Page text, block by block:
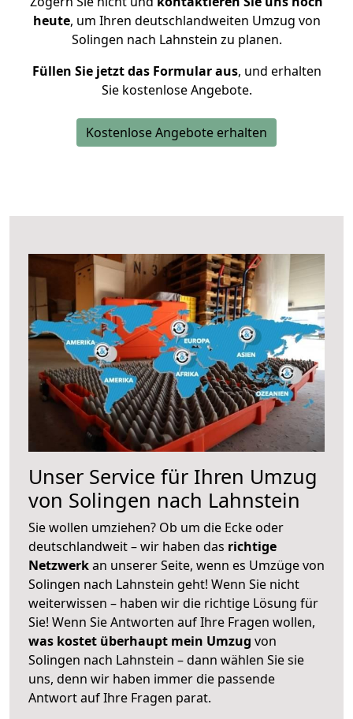
heute, um Ihren deutschlandweiten Umzug von
Solingen nach Lahnstein zu planen.
Füllen Sie jetzt das Formular aus, und erhalten
Sie kostenlose Angebote.
Kostenlose Angebote erhalten
Unser Service für Ihren Umzug
von Solingen nach Lahnstein
Sie wollen umziehen? Ob um die Ecke oder
deutschlandweit – wir haben das richtige
Netzwerkan unserer Seite, wenn es Umzüge von
Solingen nach Lahnstein geht! Wenn Sie nicht
weiterwissen – haben wir die richtige Lösung für
Sie! Wenn Sie Antworten auf Ihre Fragen wollen,
was kostet überhaupt mein Umzug von
Solingen nach Lahnstein – dann wählen Sie sie
uns, denn wir haben immer die passende
Antwort auf Ihre Fragen parat.